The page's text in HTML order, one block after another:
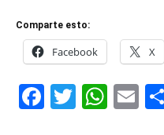
Comparte esto:
Facebook X
Facebook
Twitter